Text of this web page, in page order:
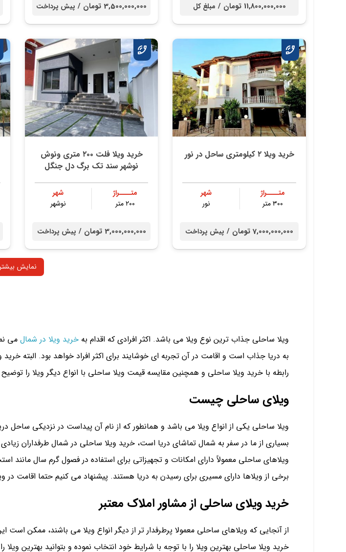
11,800,000,000 تومان / مبلغ کل 3,500,000,000 تومان / پیش پرداخت
خرید ویلا ۲ کیلومتری ساحل در نور
متــــراژ
۳۰۰ متر
شهر
نور
7,000,000,000 تومان / پیش پرداخت
خرید ویلا فلت ۲۰۰ متری ونوش
نوشهر سند تک برگ دل جنگل
متــــراژ
۲۰۰ متر
شهر
نوشهر
3,000,000,000 تومان / پیش پرداخت
نمایش
ویلا ساحلی جذاب ترین نوع ویلا می باشد. اکثر افرادی که اقدام بهخرید ویلا در شمال می
به دریا جذاب است و اقامت در آن تجربه ای خوشایند برای اکثر افراد خواهد بود. البته
رابطه با خرید ویلا ساحلی و همچنین مقایسه قیمت ویلا ساحلی با انواع دیگر ویلا را
ویلای ساحلی چیست
ویلا ساحلی یکی از انواع ویلا می باشد و همانطور که از نام آن پیداست در نزدیکی ساحل
بسیاری از ما در سفر به شمال تماشای دریا است، خرید ویلا ساحلی در شمال طرفداران زیادی
ویلاهای ساحلی معمولاً دارای امکانات و تجهیزاتی برای استفاده در فصول گرم سال
برخی از ویلاها دارای مسیری برای رسیدن به دریا هستند. پیشنهاد می کنیم حتما اقامت در
خرید ویلای ساحلی از مشاور املاک معتبر
از آنجایی که ویلاهای ساحلی معمولا پرطرفدار تر از دیگر انواع ویلا می باشند، ممکن
خرید ویلا ساحلی بهترین ویلا را با توجه با شرایط خود انتخاب نموده و بتوانید بهترین